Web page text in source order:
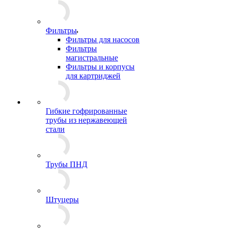
Фильтры
Фильтры для насосов
Фильтры
магистральные
Фильтры и корпусы
для картриджей
Гибкие гофрированные
трубы из нержавеющей
стали
Трубы ПНД
Штуцеры